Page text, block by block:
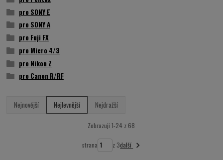
pro SONY E
pro SONY A
pro Fuji FX
pro Micro 4/3
pro Nikon Z
pro Canon R/RF
Nejnovější Nejlevnější Nejdražší
Zobrazuji 1-24 z 68
strana z 3další